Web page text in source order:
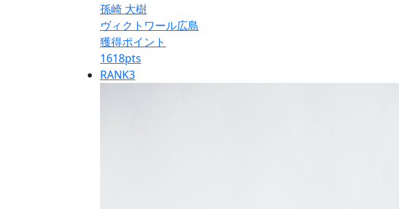
孫崎 大樹
ヴィクトワール広島
獲得ポイント
1618pts
RANK3